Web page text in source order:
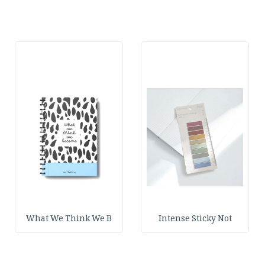
Intense Sticky Not
What We Think We B